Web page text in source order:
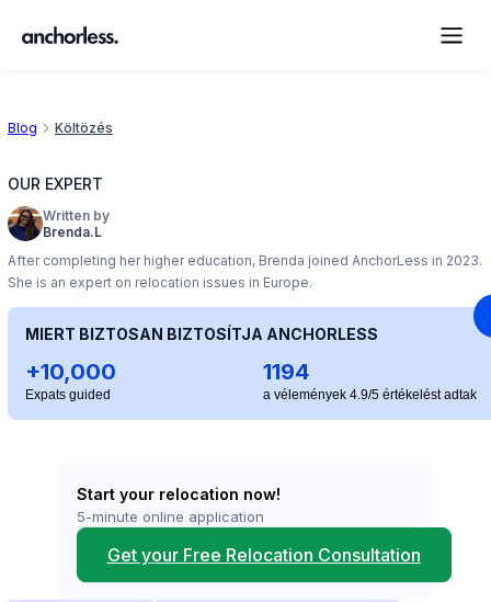
Blog Költözés
OUR EXPERT
Written by
Brenda.L
After completing her higher education, Brenda joined AnchorLess in 2023.
She is an expert on relocation issues in Europe.
MIERT BIZTOSAN BIZTOSÍTJA ANCHORLESS
+10,000
Expats guided
1194
a vélemények 4.9/5 értékelést adtak
Start your relocation now!
5-minute online application
Get your Free Relocation Consultation